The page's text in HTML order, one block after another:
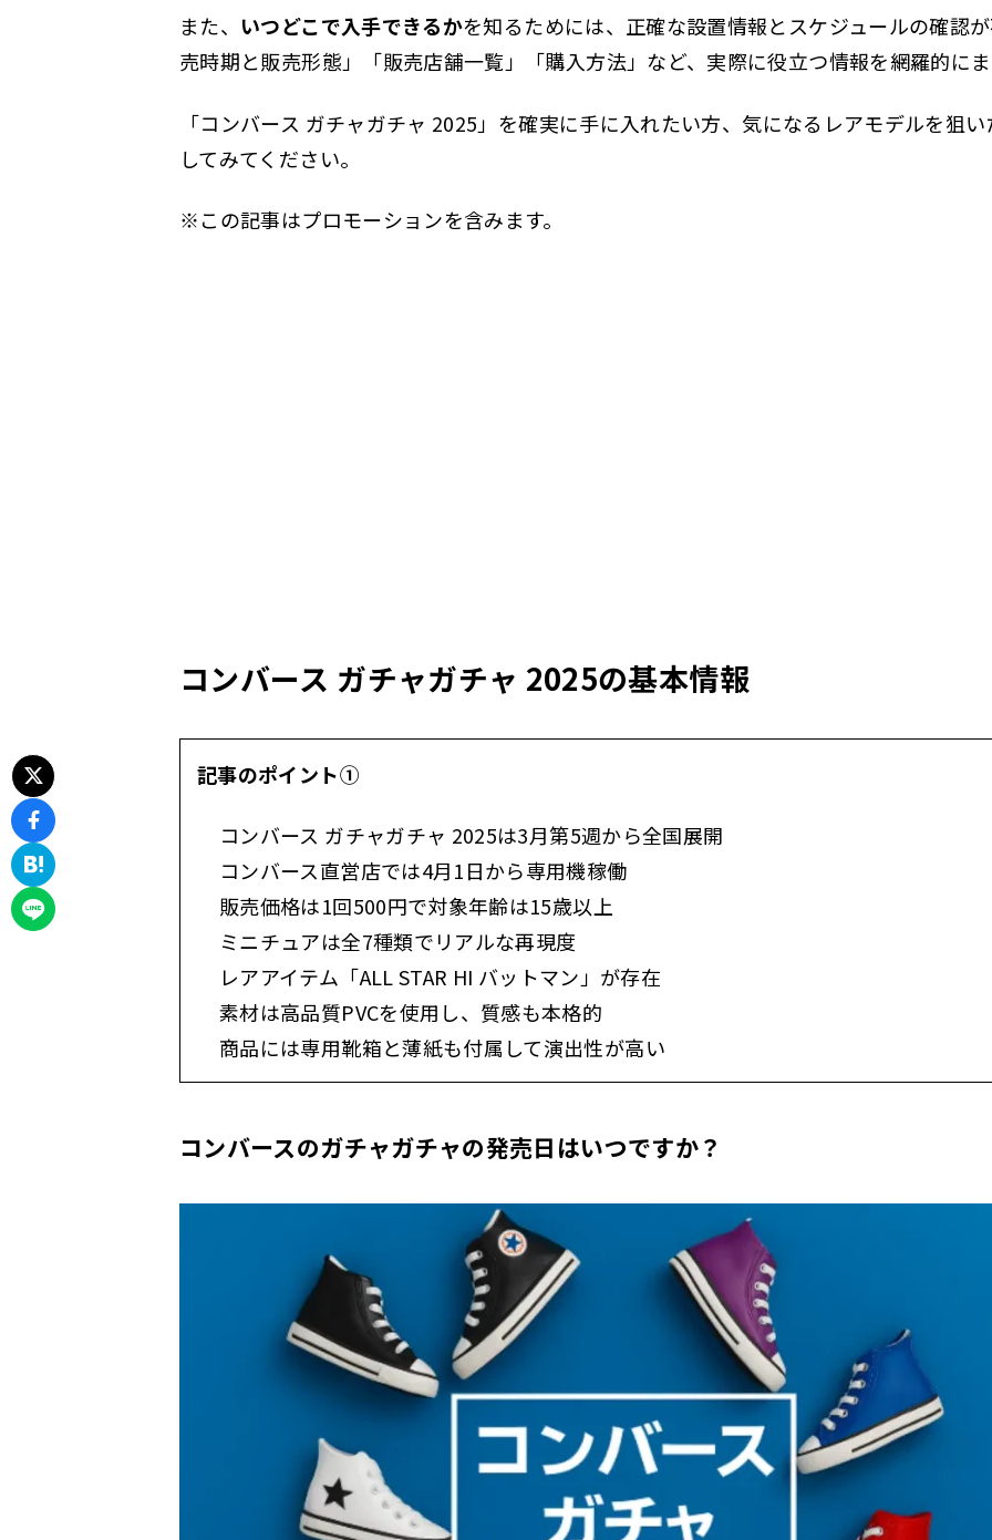
また、 いつどこで入手できるかを知るためには、正確な設置情報とスケジュールの確認
売時期と販売形態」「販売店舗一覧」「購入方法」など、実際に役立つ情報を網羅的に
「コンバース ガチャガチャ 2025」を確実に手に入れたい方、気になるレアモデルを狙
してみてください。
※この記事はプロモーションを含みます。
コンバース ガチャガチャ 2025の基本情報
記事のポイント①
コンバース ガチャガチャ 2025は3月第5週から全国展開
コンバース直営店では4月1日から専用機稼働
販売価格は1回500円で対象年齢は15歳以上
ミニチュアは全7種類でリアルな再現度
レアアイテム「ALL STAR HI バットマン」が存在
素材は高品質PVCを使用し、質感も本格的
商品には専用靴箱と薄紙も付属して演出性が高い
コンバースのガチャガチャの発売日はいつですか？